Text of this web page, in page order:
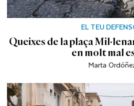
EL TEU
Queixes de la plaça
en molt mal
Marta